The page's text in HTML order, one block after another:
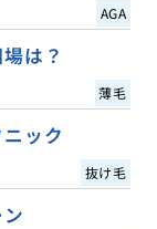
AGA
は？
薄毛
ック
抜け毛